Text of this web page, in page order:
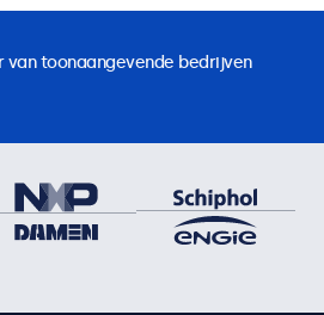
van toonaangevende bedrijven